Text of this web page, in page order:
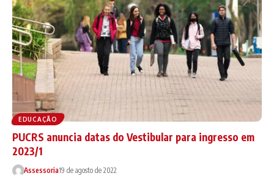
EDUCAÇÃO
PUCRS anuncia datas do Vestibular para ingresso em
2023/1
Assessoria19 de agosto de 2022